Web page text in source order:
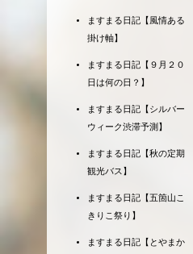
ますまる日記【風情ある
掛け軸】
ますまる日記【９月２０
日は何の日？】
ますまる日記【シルバー
ウィーク渋滞予測】
ますまる日記【秋の定期
観光バス】
ますまる日記【五箇山こ
きりこ祭り】
ますまる日記【とやまか